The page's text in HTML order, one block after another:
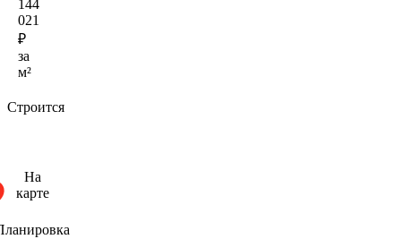
144
021
₽
за
м²
Строится
На
карте